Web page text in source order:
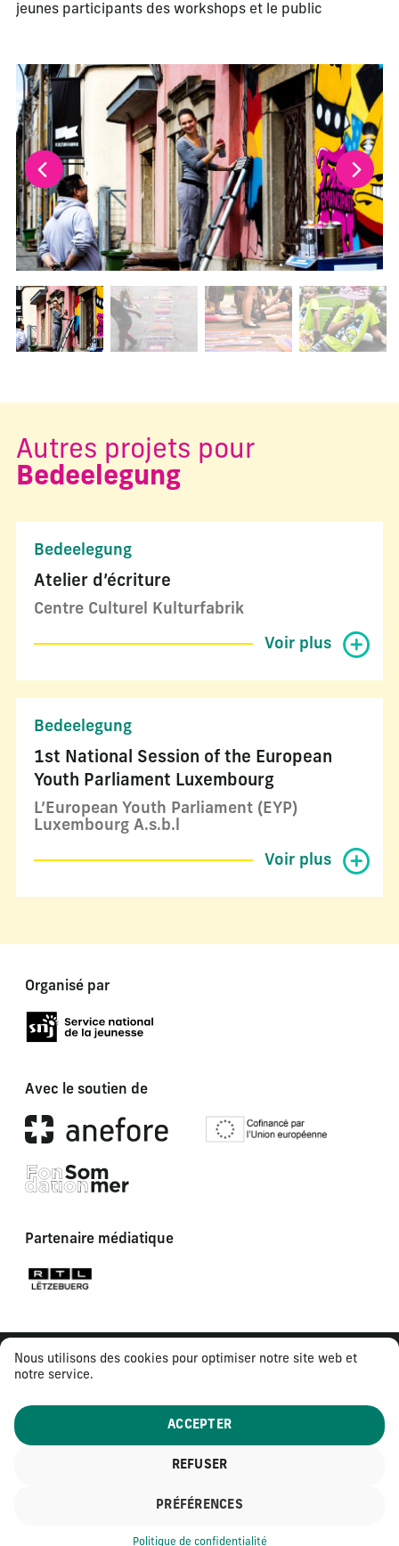
Nous utilisons des cookies pour optimiser notre site web et
notre service.
ACCEPTER
REFUSER
PRÉFÉRENCES
Politique de confidentialité
jeunes participants des workshops et le public
La modification de la diapositive actuelle de ce
Changer la diapositive actuelle de ce carrousel
Autres projets pour
Bedeelegung
Bedeelegung
Atelier d’écriture
Centre Culturel Kulturfabrik
Voir plus
Bedeelegung
1st National Session of the European
Youth Parliament Luxembourg
L’European Youth Parliament (EYP)
Luxembourg A.s.b.l
Voir plus
Organisé par
Avec le soutien de
Partenaire médiatique